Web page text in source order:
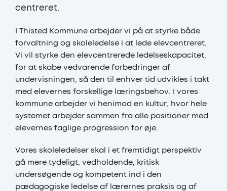
centreret.
I Thisted Kommune arbejder vi på at styrke både
forvaltning og skoleledelse i at lede elevcentreret.
Vi vil styrke den elevcentrerede ledelseskapacitet,
for at skabe vedvarende forbedringer af
undervisningen, så den til enhver tid udvikles i takt
med elevernes forskellige læringsbehov. I vores
kommune arbejder vi henimod en kultur, hvor hele
systemet arbejder sammen fra alle positioner med
elevernes faglige progression for øje.
Vores skoleledelser skal i et fremtidigt perspektiv
gå mere tydeligt, vedholdende, kritisk
undersøgende og kompetent ind i den
pædagogiske ledelse af lærernes praksis og af